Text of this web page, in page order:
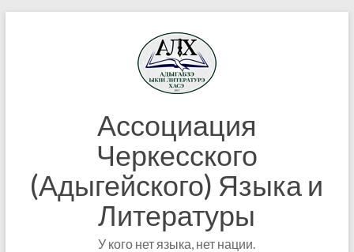
Ассоциация
Черкесского
(Адыгейского) Языка и
Литературы
У кого нет языка, нет нации.